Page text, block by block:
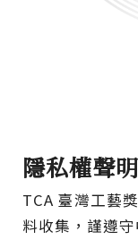
隱私權聲明
TCA 臺灣工藝
料收集，謹遵